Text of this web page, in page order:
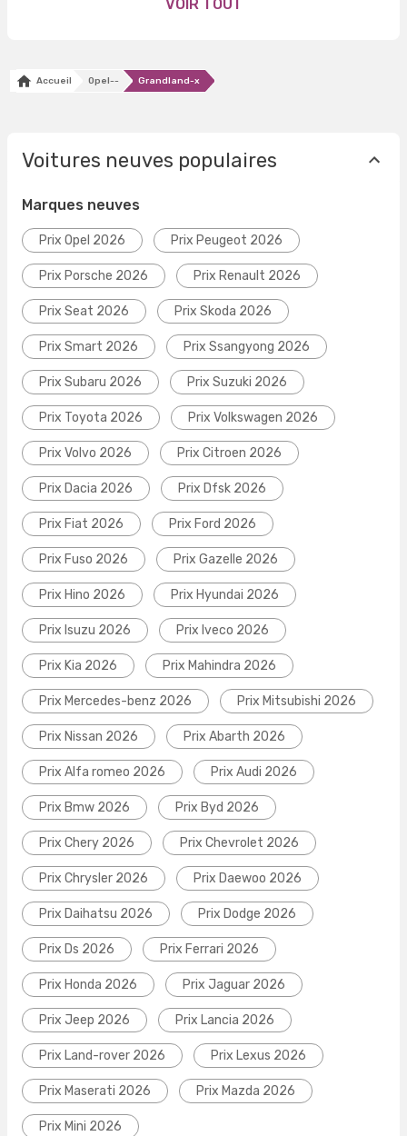
VOIR TOUT
Accueil Opel-- Grandland-x
Voitures neuves populaires
Marques neuves
Prix Opel 2026 Prix Peugeot 2026
Prix Porsche 2026 Prix Renault 2026
Prix Seat 2026 Prix Skoda 2026
Prix Smart 2026 Prix Ssangyong 2026
Prix Subaru 2026 Prix Suzuki 2026
Prix Toyota 2026 Prix Volkswagen 2026
Prix Volvo 2026 Prix Citroen 2026
Prix Dacia 2026 Prix Dfsk 2026
Prix Fiat 2026 Prix Ford 2026
Prix Fuso 2026 Prix Gazelle 2026
Prix Hino 2026 Prix Hyundai 2026
Prix Isuzu 2026 Prix Iveco 2026
Prix Kia 2026 Prix Mahindra 2026
Prix Mercedes-benz 2026 Prix Mitsubishi 2026
Prix Nissan 2026 Prix Abarth 2026
Prix Alfa romeo 2026 Prix Audi 2026
Prix Bmw 2026 Prix Byd 2026
Prix Chery 2026 Prix Chevrolet 2026
Prix Chrysler 2026 Prix Daewoo 2026
Prix Daihatsu 2026 Prix Dodge 2026
Prix Ds 2026 Prix Ferrari 2026
Prix Honda 2026 Prix Jaguar 2026
Prix Jeep 2026 Prix Lancia 2026
Prix Land-rover 2026 Prix Lexus 2026
Prix Maserati 2026 Prix Mazda 2026
Prix Mini 2026